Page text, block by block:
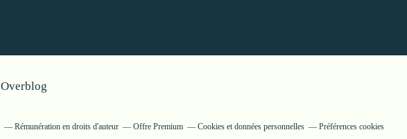
Overblog
Rémunération en droits d'auteur Offre Premium Cookies et données personnelles Préférences cookies